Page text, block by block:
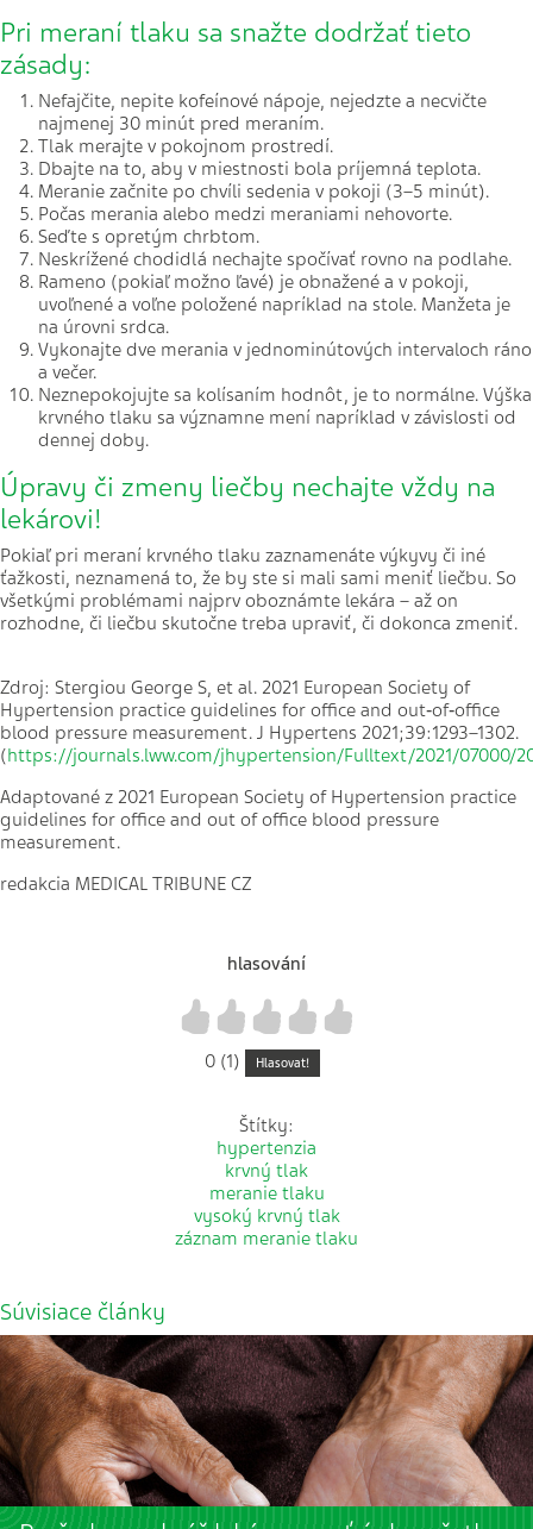
Pri meraní tlaku sa snažte dodržať tieto
zásady:
Nefajčite, nepite kofeínové nápoje, nejedzte a necvičte
najmenej 30 minút pred meraním.
Tlak merajte v pokojnom prostredí.
Dbajte na to, aby v miestnosti bola príjemná teplota.
Meranie začnite po chvíli sedenia v pokoji (3–5 minút).
Počas merania alebo medzi meraniami nehovorte.
Seďte s opretým chrbtom.
Neskrížené chodidlá nechajte spočívať rovno na podlahe.
Rameno (pokiaľ možno ľavé) je obnažené a v pokoji,
uvoľnené a voľne položené napríklad na stole. Manžeta je
na úrovni srdca.
Vykonajte dve merania v jednominútových intervaloch ráno
a večer.
Neznepokojujte sa kolísaním hodnôt, je to normálne. Výška
krvného tlaku sa významne mení napríklad v závislosti od
dennej doby.
Úpravy či zmeny liečby nechajte vždy na
lekárovi!
Pokiaľ pri meraní krvného tlaku zaznamenáte výkyvy či iné
ťažkosti, neznamená to, že by ste si mali sami meniť liečbu. So
všetkými problémami najprv oboznámte lekára – až on
rozhodne, či liečbu skutočne treba upraviť, či dokonca zmeniť.
Zdroj: Stergiou George S, et al. 2021 European Society of
Hypertension practice guidelines for office and out‑of‑office
blood pressure measurement. J Hypertens 2021;39:1293–1302.
(https://journals.lww.com/jhypertension/Fulltext/2021/07000/
Adaptované z 2021 European Society of Hypertension practice
guidelines for office and out of office blood pressure
measurement.
redakcia MEDICAL TRIBUNE CZ
hlasování
4
3
2
1
0 (1) Hlasovat!
Štítky:
hypertenzia
krvný tlak
meranie tlaku
vysoký krvný tlak
záznam meranie tlaku
Súvisiace články